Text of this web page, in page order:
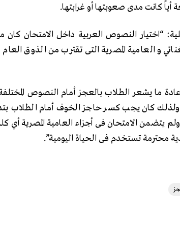
أياً كانت مدى صعوبتها أو غرابتها.
“اختيار النصوص العربية داخل الامتحان كان
و العامية المصرية التى تقترب من الذوق
ما يشعر الطلاب بالعجز أمام النصوص المختلفة
ولذلك كان يجب كسر حاجز الخوف أمام الطلاب
يتضمن الامتحان فى أجزاء العامية المصرية أي
محترمة تستخدم فى الحياة اليومية”.